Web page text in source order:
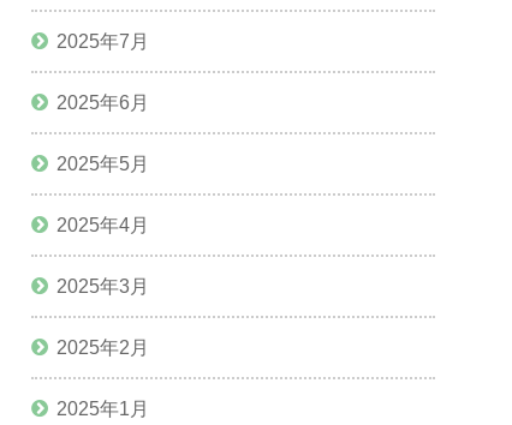
2025年7月
2025年6月
2025年5月
2025年4月
2025年3月
2025年2月
2025年1月